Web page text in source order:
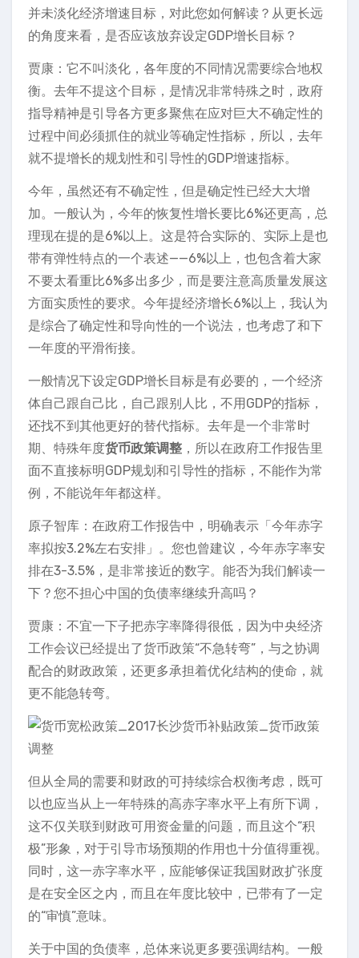
并未淡化经济增速目标，对此您如何解读？从更长远
的角度来看，是否应该放弃设定GDP增长目标？
贾康：它不叫淡化，各年度的不同情况需要综合地权
衡。去年不提这个目标，是情况非常特殊之时，政府
指导精神是引导各方更多聚焦在应对巨大不确定性的
过程中间必须抓住的就业等确定性指标，所以，去年
就不提增长的规划性和引导性的GDP增速指标。
今年，虽然还有不确定性，但是确定性已经大大增
加。一般认为，今年的恢复性增长要比6%还更高，总
理现在提的是6%以上。这是符合实际的、实际上是也
带有弹性特点的一个表述——6%以上，也包含着大家
不要太看重比6%多出多少，而是要注意高质量发展这
方面实质性的要求。今年提经济增长6%以上，我认为
是综合了确定性和导向性的一个说法，也考虑了和下
一年度的平滑衔接。
一般情况下设定GDP增长目标是有必要的，一个经济
体自己跟自己比，自己跟别人比，不用GDP的指标，
还找不到其他更好的替代指标。去年是一个非常时
期、特殊年度货币政策调整 ，所以在政府工作报告里
面不直接标明GDP规划和引导性的指标，不能作为常
例，不能说年年都这样。
原子智库：在政府工作报告中，明确表示「今年赤字
率拟按3.2%左右安排」。您也曾建议，今年赤字率安
排在3-3.5%，是非常接近的数字。能否为我们解读一
下？您不担心中国的负债率继续升高吗？
贾康：不宜一下子把赤字率降得很低，因为中央经济
工作会议已经提出了货币政策“不急转弯”，与之协调
配合的财政政策，还更多承担着优化结构的使命，就
更不能急转弯。
但从全局的需要和财政的可持续综合权衡考虑，既可
以也应当从上一年特殊的高赤字率水平上有所下调，
这不仅关联到财政可用资金量的问题，而且这个“积
极”形象，对于引导市场预期的作用也十分值得重视。
同时，这一赤字率水平，应能够保证我国财政扩张度
是在安全区之内，而且在年度比较中，已带有了一定
的“审慎”意味。
关于中国的负债率，总体来说更多要强调结构。一般